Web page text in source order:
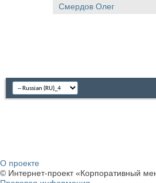
Смердов Олег
О проекте
© Интернет-проект «Корпоративный